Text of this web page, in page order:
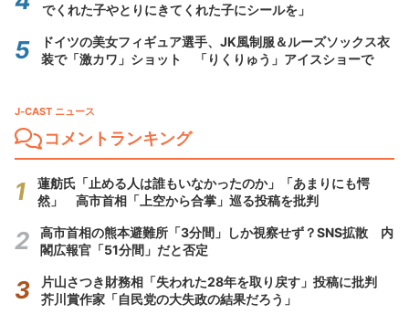
でくれた子やとりにきてくれた子にシールを」
ドイツの美女フィギュア選手、JK風制服＆ルーズソックス衣
装で「激カワ」ショット 「りくりゅう」アイスショーで
J-CAST ニュース
コメントランキング
蓮舫氏「止める人は誰もいなかったのか」「あまりにも愕
然」 高市首相「上空から合掌」巡る投稿を批判
高市首相の熊本避難所「3分間」しか視察せず？SNS拡散 内
閣広報官「51分間」だと否定
片山さつき財務相「失われた28年を取り戻す」投稿に批判
芥川賞作家「自民党の大失政の結果だろう」